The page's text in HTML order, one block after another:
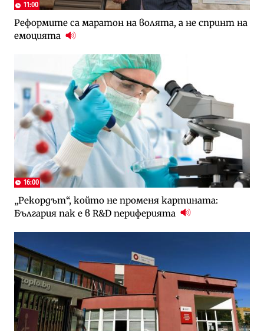
11:00
Реформите са маратон на волята, а не спринт на
емоцията
16:00
„Рекордът“, който не променя картината:
България пак е в R&D периферията